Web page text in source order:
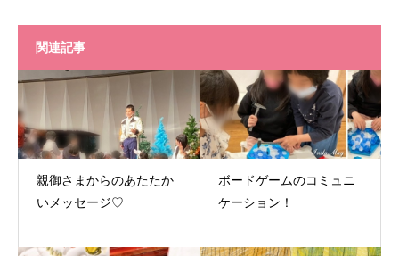
関連記事
親御さまからのあたたか
いメッセージ♡
ボードゲームのコミュニ
ケーション！